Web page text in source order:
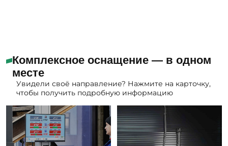
Комплексное оснащение — в одном
месте
Увидели своё направление? Нажмите на карточку,
чтобы получить подробную информацию